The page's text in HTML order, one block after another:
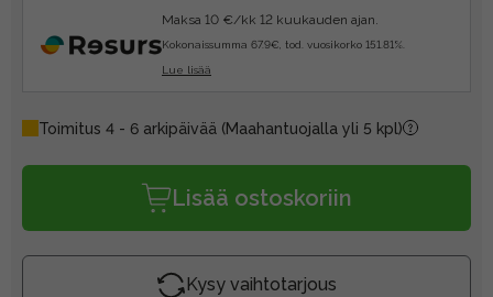
Maksa 10 €/kk 12 kuukauden ajan.
Kokonaissumma 67.9€, tod. vuosikorko 151.81%.
Lue lisää
Toimitus 4 - 6 arkipäivää (Maahantuojalla yli 5 kpl)
Lisää ostoskoriin
Kysy vaihtotarjous